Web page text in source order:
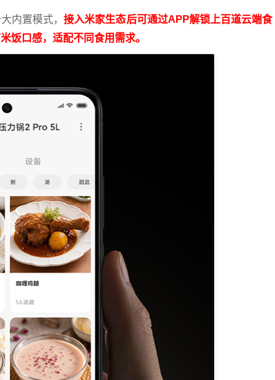
内置模式，接入米家生态后可通过APP解锁上百道云端食
饭口感，适配不同食用需求。